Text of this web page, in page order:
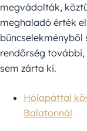
megvádolták,
meghaladó érték
rendőrség
sem zárta ki.
Hólapáttal
Balatonnál